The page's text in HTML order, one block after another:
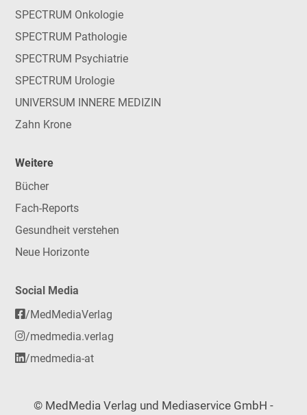
SPECTRUM Onkologie
SPECTRUM Pathologie
SPECTRUM Psychiatrie
SPECTRUM Urologie
UNIVERSUM INNERE MEDIZIN
Zahn Krone
Weitere
Bücher
Fach-Reports
Gesundheit verstehen
Neue Horizonte
Social Media
/MedMediaVerlag
/medmedia.verlag
/medmedia-at
© MedMedia Verlag und Mediaservice GmbH -